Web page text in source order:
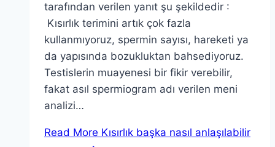
tarafından verilen yanıt şu şekildedir :
Kısırlık terimini artık çok fazla
kullanmıyoruz, spermin sayısı, hareketi ya
da yapısında bozukluktan bahsediyoruz.
Testislerin muayenesi bir fikir verebilir,
fakat asıl spermiogram adı verilen meni
analizi…
Read More Kısırlık başka nasıl anlaşılabilir